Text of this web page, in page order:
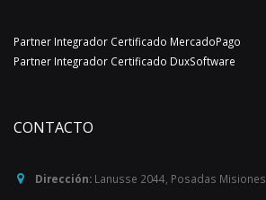
Partner Integrador Certificado MercadoPago
Partner Integrador Certificado DuxSoftware
CONTACTO
Dirección: Lanusse 2044 Posadas Misiones